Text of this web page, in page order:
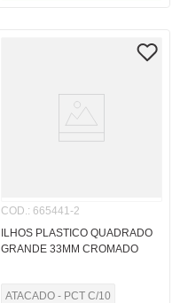
COD.: 665441-2
ILHOS PLASTICO QUADRADO
GRANDE 33MM CROMADO
ATACADO - PCT C/10